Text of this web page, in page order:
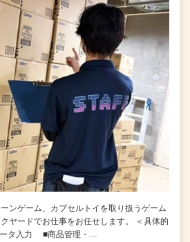
ンゲーム、カプセルトイを取り扱うゲーム
ヤードでお仕事をお任せします。 ＜具体的
タ入力 ■商品管理・…